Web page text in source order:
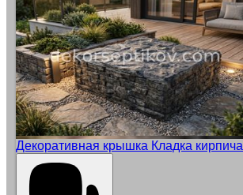
Декоративная крышка Кладка кирпича